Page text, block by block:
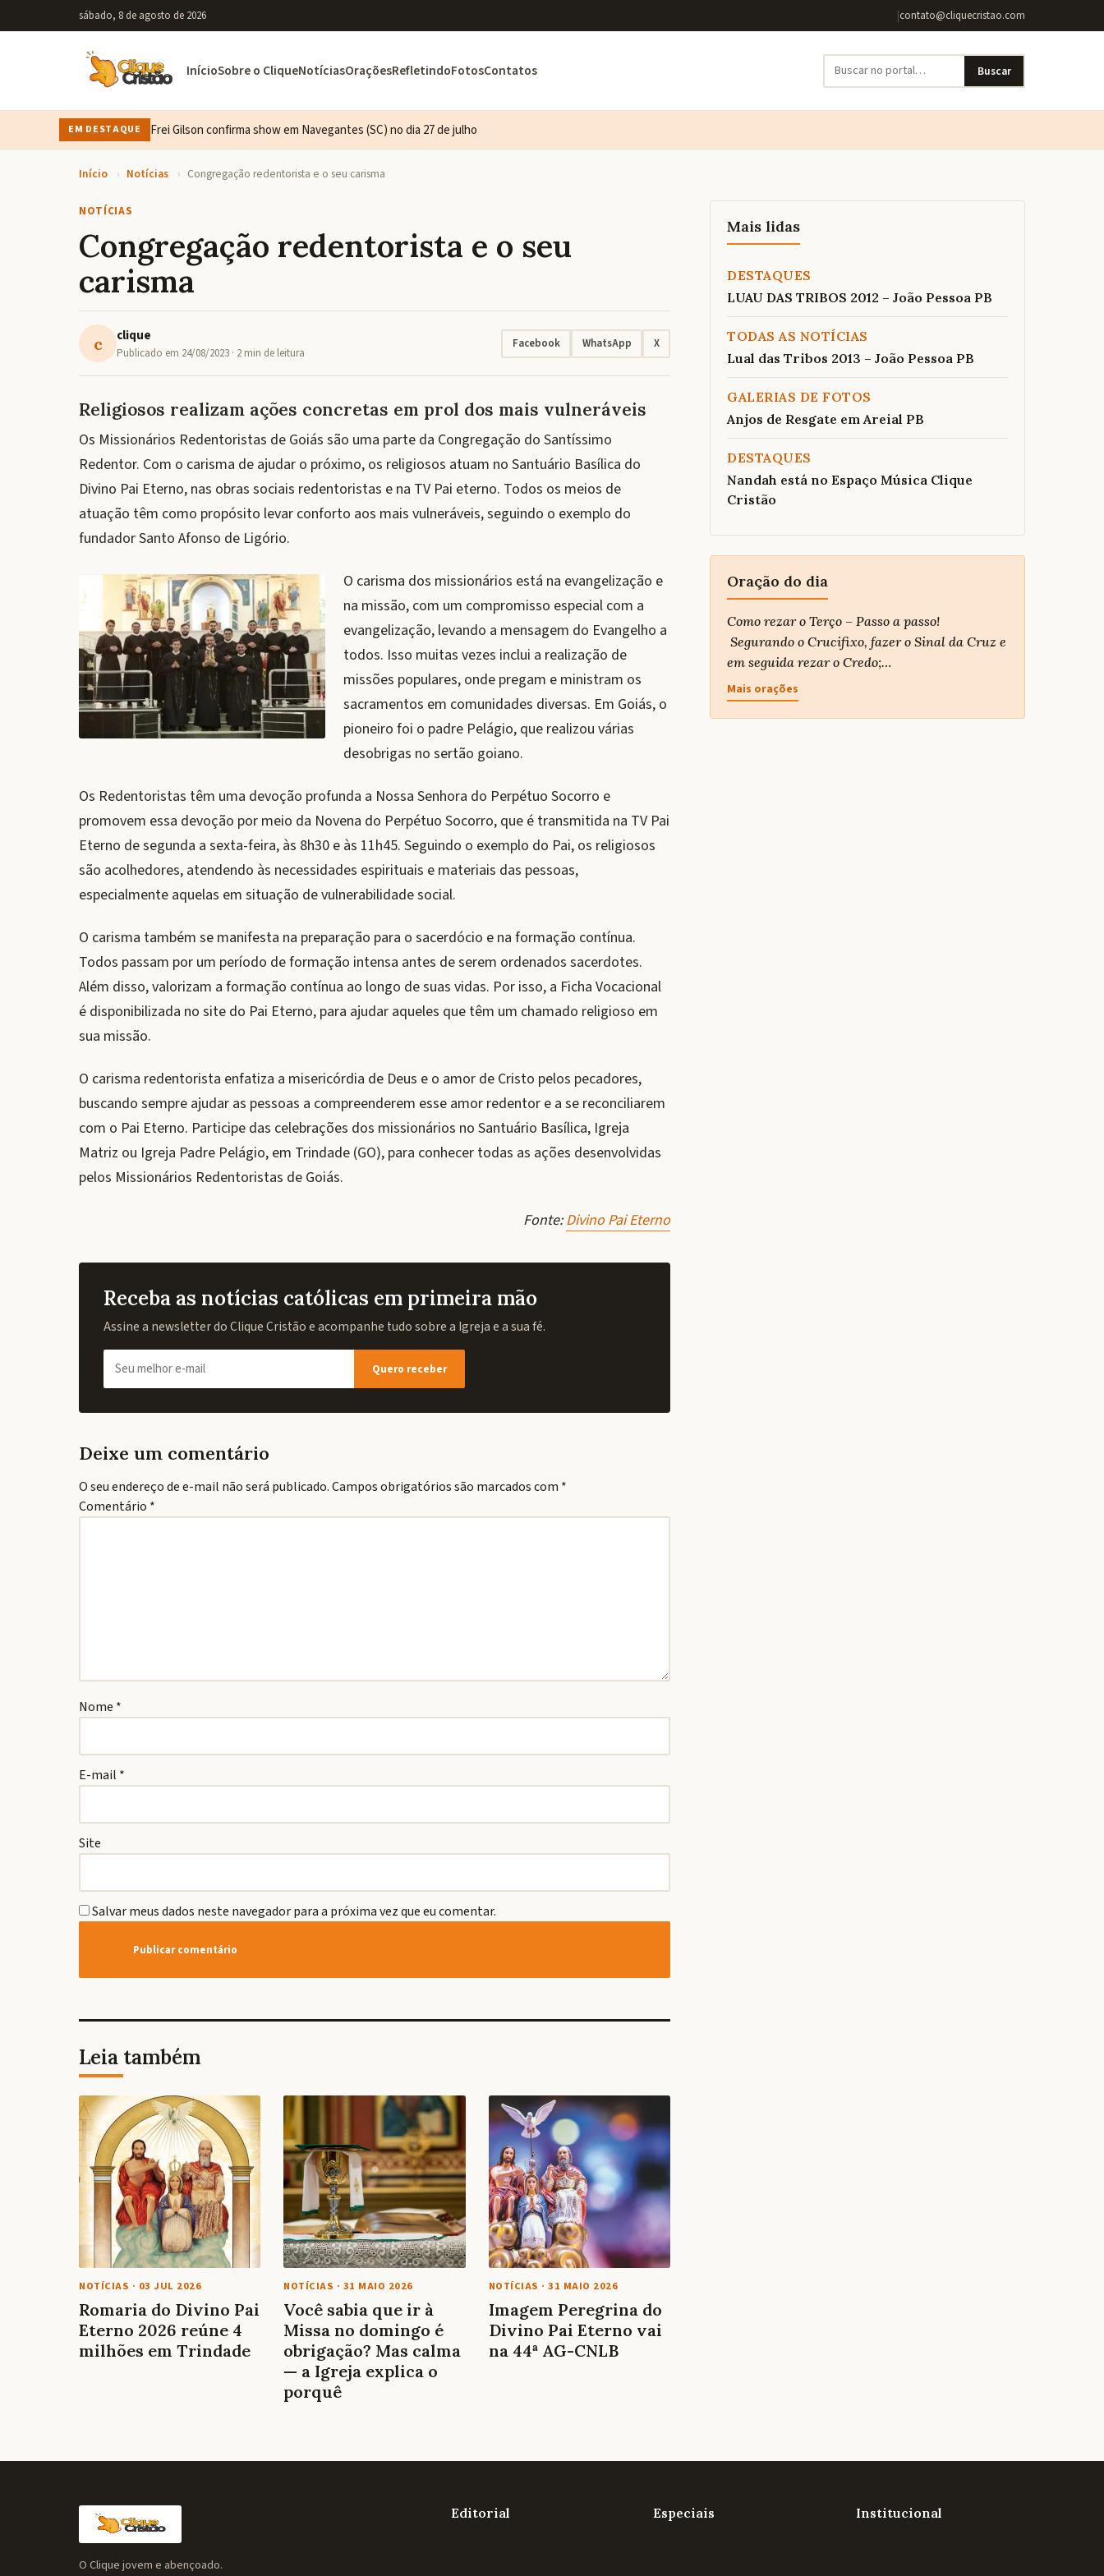
sábado, 8 de agosto de 2026 |contato@cliquecristao.com
InícioSobre o CliqueNotíciasOraçõesRefletindoFotosContatos Buscar
EM DESTAQUE Frei Gilson confirma show em Navegantes (SC) no dia 27 de julho
Início › Notícias › Congregação redentorista e o seu carisma
NOTÍCIAS
Congregação redentorista e o seu
carisma
c clique
Publicado em 24/08/2023 · 2 min de leitura
Facebook WhatsApp X
Religiosos realizam ações concretas em prol dos mais vulneráveis
Os Missionários Redentoristas de Goiás são uma parte da Congregação do Santíssimo
Redentor. Com o carisma de ajudar o próximo, os religiosos atuam no Santuário Basílica do
Divino Pai Eterno, nas obras sociais redentoristas e na TV Pai eterno. Todos os meios de
atuação têm como propósito levar conforto aos mais vulneráveis, seguindo o exemplo do
fundador Santo Afonso de Ligório.
O carisma dos missionários está na evangelização e
na missão, com um compromisso especial com a
evangelização, levando a mensagem do Evangelho a
todos. Isso muitas vezes inclui a realização de
missões populares, onde pregam e ministram os
sacramentos em comunidades diversas. Em Goiás, o
pioneiro foi o padre Pelágio, que realizou várias
desobrigas no sertão goiano.
Os Redentoristas têm uma devoção profunda a Nossa Senhora do Perpétuo Socorro e
promovem essa devoção por meio da Novena do Perpétuo Socorro, que é transmitida na TV Pai
Eterno de segunda a sexta-feira, às 8h30 e às 11h45. Seguindo o exemplo do Pai, os religiosos
são acolhedores, atendendo às necessidades espirituais e materiais das pessoas,
especialmente aquelas em situação de vulnerabilidade social.
O carisma também se manifesta na preparação para o sacerdócio e na formação contínua.
Todos passam por um período de formação intensa antes de serem ordenados sacerdotes.
Além disso, valorizam a formação contínua ao longo de suas vidas. Por isso, a Ficha Vocacional
é disponibilizada no site do Pai Eterno, para ajudar aqueles que têm um chamado religioso em
sua missão.
O carisma redentorista enfatiza a misericórdia de Deus e o amor de Cristo pelos pecadores,
buscando sempre ajudar as pessoas a compreenderem esse amor redentor e a se reconciliarem
com o Pai Eterno. Participe das celebrações dos missionários no Santuário Basílica, Igreja
Matriz ou Igreja Padre Pelágio, em Trindade (GO), para conhecer todas as ações desenvolvidas
pelos Missionários Redentoristas de Goiás.
Fonte:Divino Pai Eterno
Receba as notícias católicas em primeira mão
Assine a newsletter do Clique Cristão e acompanhe tudo sobre a Igreja e a sua fé.
Quero receber
Deixe um comentário
O seu endereço de e-mail não será publicado.Campos obrigatórios são marcados com *
Comentário *
Nome *
E-mail *
Site
Salvar meus dados neste navegador para a próxima vez que eu comentar.
Leia também
NOTÍCIAS · 03 JUL 2026
Romaria do Divino Pai
Eterno 2026 reúne 4
milhões em Trindade
NOTÍCIAS · 31 MAIO 2026
Você sabia que ir à
Missa no domingo é
obrigação? Mas calma
— a Igreja explica o
porquê
NOTÍCIAS ·31 MAIO 2026
Imagem Peregrina do
Divino Pai Eterno vai
na 44ª AG-CNLB
Mais lidas
DESTAQUES
LUAU DAS TRIBOS 2012 – João Pessoa PB
TODAS AS NOTÍCIAS
Lual das Tribos 2013 – João Pessoa PB
GALERIAS DE FOTOS
Anjos de Resgate em Areial PB
DESTAQUES
Nandah está no Espaço Música Clique
Cristão
Oração do dia
Como rezar o Terço – Passo a passo!
Segurando o Crucifixo, fazer o Sinal da Cruz e
em seguida rezar o Credo;…
Mais orações
O Clique jovem e abençoado.
Editorial Especiais Institucional